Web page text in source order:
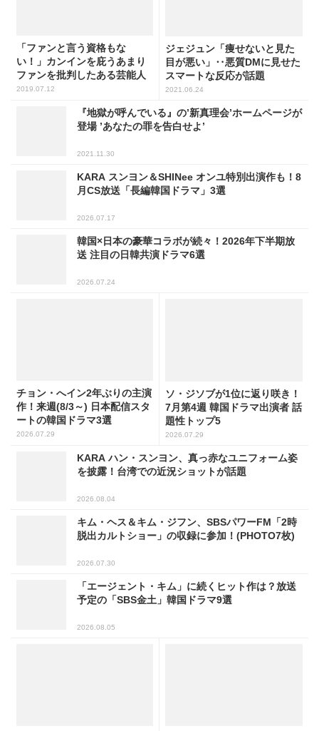
「ファンと言う資格もな
い！」カンインを庇うあまり
ファンを批判したある芸能人
2019.07.12
ジェジュン「痩せないと見た
目が悪い」‥悪質DMに見せた
スマートな反応が話題
2021.06.24
『地獄が呼んでいる』の’新真理会’ホームページが
登場 ’あなたの罪を告白せよ’
2021.11.30
KARA スンヨン＆SHINee オンユ特別出演作も！8
月CS放送「長編韓国ドラマ」3選
2026.07.17
韓国×日本の豪華コラボが続々！2026年下半期放
送 注目の日韓共演ドラマ6選
2026.07.24
チョン・へイン2年ぶりの主演
作！来週(8/3～) 日本配信スタ
ートの韓国ドラマ3選
2026.07.29
ソ・ジソブが1位に返り咲き！
7月第4週 韓国ドラマ出演者 話
題性トップ5
2026.07.29
KARA ハン・スンヨン、真っ赤なユニフォーム姿
を披露！台湾での近況ショットが話題
2026.08.04
キム・ヘス＆キム・ジフン、SBSパワーFM「2時
脱出カルトショー」の収録に参加！(PHOTO7枚)
2026.07.30
「エージェント・キム」に続くヒット作は？放送
予定の「SBS金土」韓国ドラマ9選
2026.08.05